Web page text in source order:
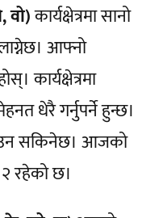
वो)कार्यक्षेत्रमा सानो
आफ्नो
कार्यक्षेत्रमा
धेरै गर्नुपर्ने हुन्छ।
सकिनेछ। आजको
रहेको छ।